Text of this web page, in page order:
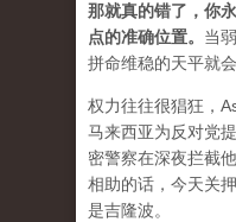
那就真的错了，你
点的准确位置。 当
拼命维稳的天平就会
权力往往很猖狂，
马来西亚为反对党
密警察在深夜拦截
相助的话，今天关
是吉隆波。